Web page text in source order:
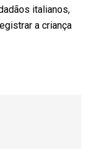
italianos,
a criança